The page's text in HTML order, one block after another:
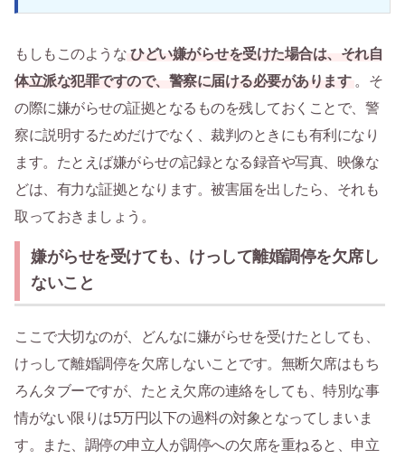
もしもこのような ひどい嫌がらせを受けた場合は、それ自
体立派な犯罪ですので、警察に届ける必要があります 。そ
の際に嫌がらせの証拠となるものを残しておくことで、警
察に説明するためだけでなく、裁判のときにも有利になり
ます。たとえば嫌がらせの記録となる録音や写真、映像な
どは、有力な証拠となります。被害届を出したら、それも
取っておきましょう。
嫌がらせを受けても、けっして離婚調停を欠席し
ないこと
ここで大切なのが、どんなに嫌がらせを受けたとしても、
けっして離婚調停を欠席しないことです。無断欠席はもち
ろんタブーですが、たとえ欠席の連絡をしても、特別な事
情がない限りは5万円以下の過料の対象となってしまいま
す。また、調停の申立人が調停への欠席を重ねると、申立